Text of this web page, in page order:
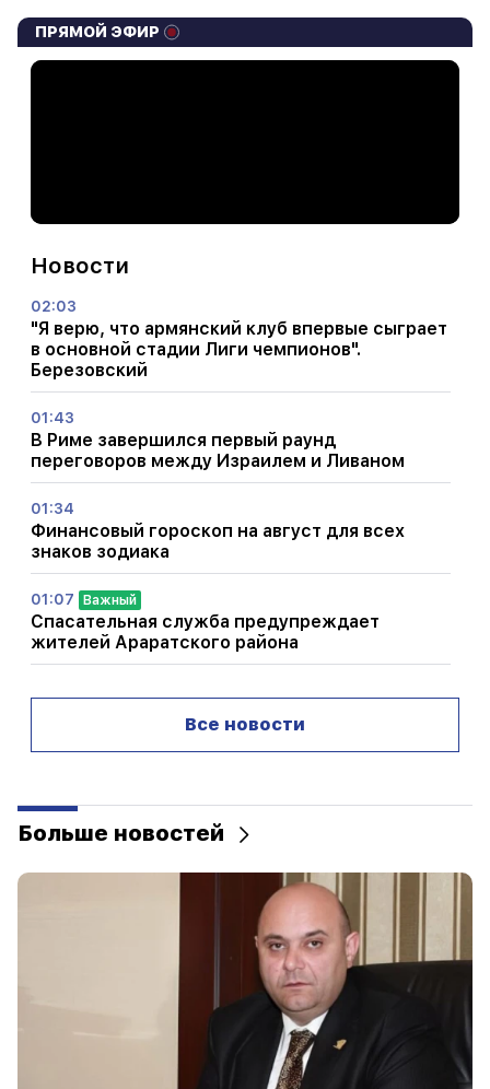
ПРЯМОЙ ЭФИР
Новости
02:03
"Я верю, что армянский клуб впервые сыграет
в основной стадии Лиги чемпионов".
Березовский
01:43
В Риме завершился первый раунд
переговоров между Израилем и Ливаном
01:34
Финансовый гороскоп на август для всех
знаков зодиака
01:07 Важный
Спасательная служба предупреждает
жителей Араратского района
23:50
Локатора. был создан новый инструмент
Они думали, что завоюют Иран, как Сирию, за
48 часов. Пезешкиан
В одном из домов на улице Закария Канакерцу
в Ереване произошел пожар.
Все новости
Больше новостей